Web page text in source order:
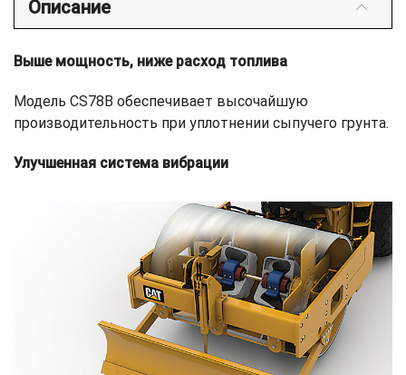
Описание
Выше мощность, ниже расход топлива
Модель CS78B обеспечивает высочайшую
производительность при уплотнении сыпучего грунта.
Улучшенная система вибрации